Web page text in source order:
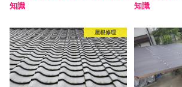
知識
知識
屋根修理